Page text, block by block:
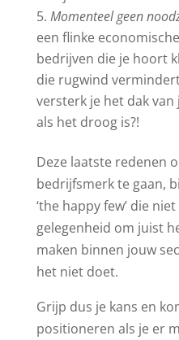
Momenteel geen
een flinke
bedrijven die je hoort
die rugwind
versterk je het dak
als het droog is?!
Deze laatste redenen
bedrijfsmerk te gaan,
‘the happy few’ die
gelegenheid om juist
maken binnen jouw
het niet doet.
Grijp dus je kans en
positioneren als je er